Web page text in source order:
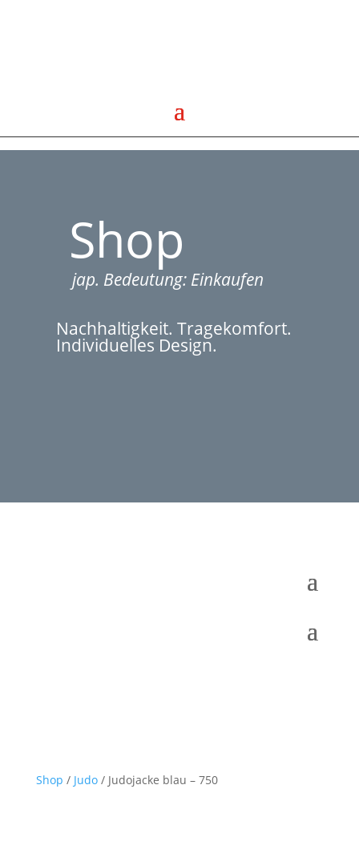
Shop
jap. Bedeutung: Einkaufen
Nachhaltigkeit. Tragekomfort.
Individuelles Design.
Shop / Judo/ Judojacke blau – 750